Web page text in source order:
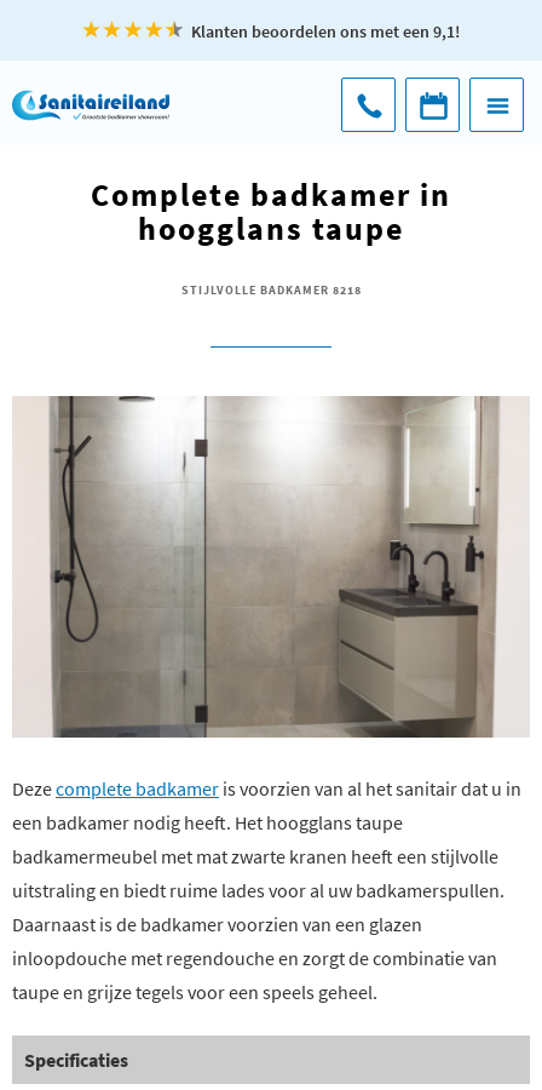
Klanten beoordelen ons met een 9,1!
Complete badkamer in
hoogglans taupe
STIJLVOLLE BADKAMER 8218
Dezecomplete badkamer is voorzien van al het sanitair dat u in
een badkamer nodig heeft. Het hoogglans taupe
badkamermeubel met mat zwarte kranen heeft een stijlvolle
uitstraling en biedt ruime lades voor al uw badkamerspullen.
Daarnaast is de badkamer voorzien van een glazen
inloopdouche met regendouche en zorgt de combinatie van
taupe en grijze tegels voor een speels geheel.
Specificaties